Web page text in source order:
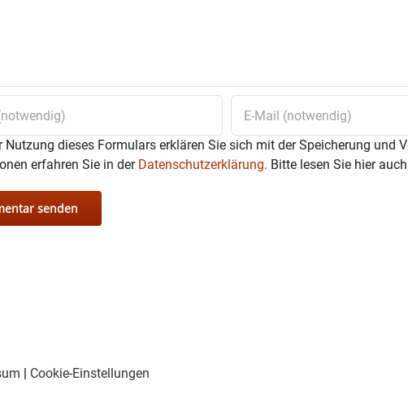
Nutzung dieses Formulars erklären Sie sich mit der Speicherung und
erfahren Sie in der Datenschutzerklärung. Bitte lesen Sie hier
| Cookie-Einstellungen